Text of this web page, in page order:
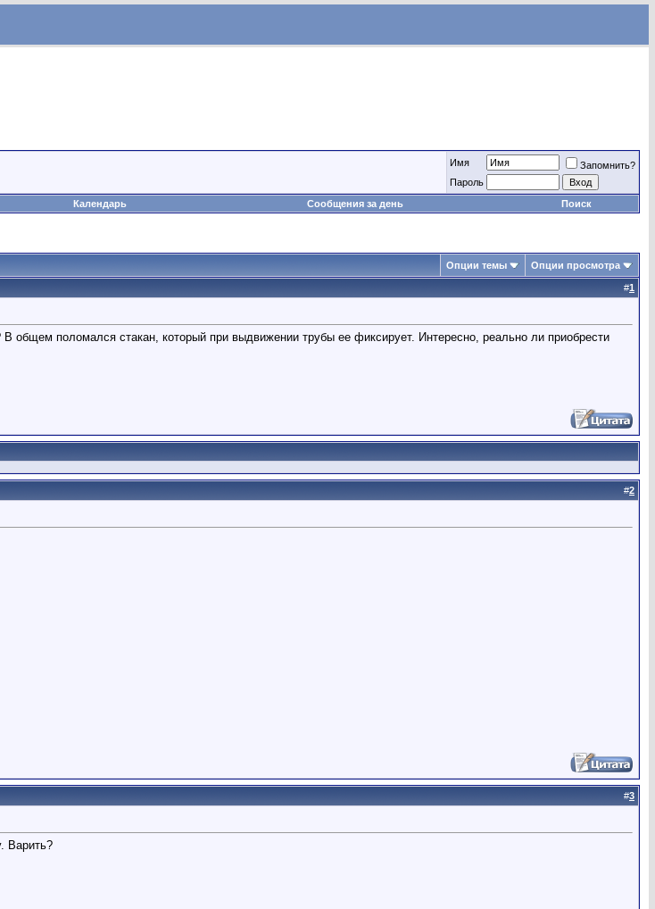
Имя
Запомнить?
Пароль
Календарь Сообщения за день Поиск
Опции темы Опции просмотра
#1
общем поломался стакан, который при выдвижении трубы ее фиксирует. Интересно, реально ли приобрести
#2
#3
Варить?